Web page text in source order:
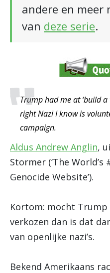
andere en meer
van deze serie.
Trump had me at ‘build
right Nazi I know is
campaign.
Aldus Andrew Anglin,
Stormer (‘The
Genocide Website’).
Kortom: mocht
verkozen dan is dat
van openlijke nazi’s.
Bekend Amerikaans